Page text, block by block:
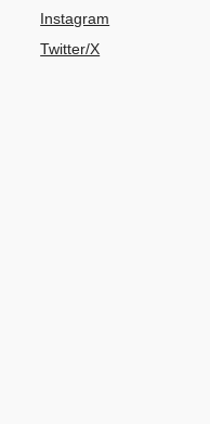
Instagram
Twitter/X